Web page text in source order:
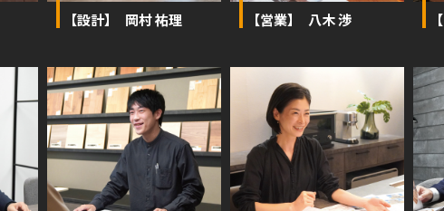
【設計】 岡村 祐理 【営業】 八木 渉